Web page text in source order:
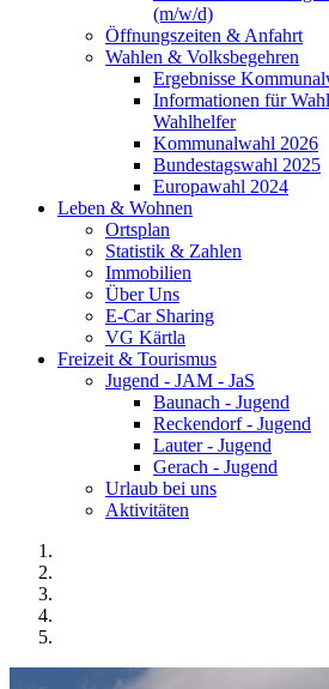
(m/w/d)
Öffnungszeiten & Anfahrt
Wahlen & Volksbegehren
Ergebnisse
Informationen für
Wahlhelfer
Kommunalwahl 2026
Bundestagswahl 2025
Europawahl 2024
Leben & Wohnen
Ortsplan
Statistik & Zahlen
Immobilien
Über Uns
E-Car Sharing
VG Kärtla
Freizeit & Tourismus
Jugend - JAM - JaS
Baunach - Jugend
Reckendorf - Jugend
Lauter - Jugend
Gerach - Jugend
Urlaub bei uns
Aktivitäten